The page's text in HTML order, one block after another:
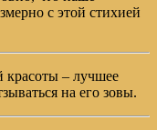
с этой стихией
красоты – лучшее
на его зовы.